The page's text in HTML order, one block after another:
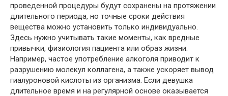
проведенной процедуры будут сохранены на протяжении
длительного периода, но точные сроки действия
вещества можно установить только индивидуально.
Здесь нужно учитывать такие моменты, как вредные
привычки, физиология пациента или образ жизни.
Например, частое употребление алкоголя приводит к
разрушению молекул коллагена, а также ускоряет вывод
гиалуроновой кислоты из организма. Если девушка
длительное время и на регулярной основе оказывается